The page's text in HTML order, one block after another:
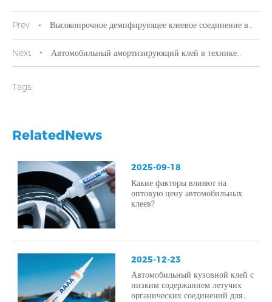
Prev Высокопрочное демпфирующее клеевое соединение в
автомобильной промышленности – повышение безопасности,
Next Автомобильный амортизирующий клей в технике
Tags:
RelatedNews
2025-09-18
Какие факторы влияют на
оптовую цену автомобильных
клеев?
2025-12-23
Автомобильный кузовной клей с
низким содержанием летучих
органических соединений для